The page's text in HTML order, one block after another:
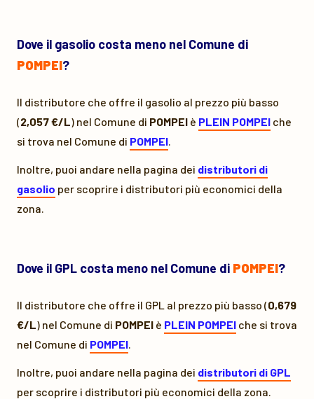
Dove il gasolio costa meno nel Comune di
POMPEI?
Il distributore che offre il gasolio al prezzo più basso
(2,057 €/L) nel Comune di POMPEI è PLEIN POMPEI che
si trova nel Comune di POMPEI.
Inoltre, puoi andare nella pagina dei distributori di
gasolio per scoprire i distributori più economici della
zona.
Dove il GPL costa meno nel Comune di POMPEI?
Il distributore che offre il GPL al prezzo più basso (0,679
€/L) nel Comune di POMPEI è PLEIN POMPEI che si trova
nel Comune di POMPEI.
Inoltre, puoi andare nella pagina dei distributori di GPL
per scoprire i distributori più economici della zona.